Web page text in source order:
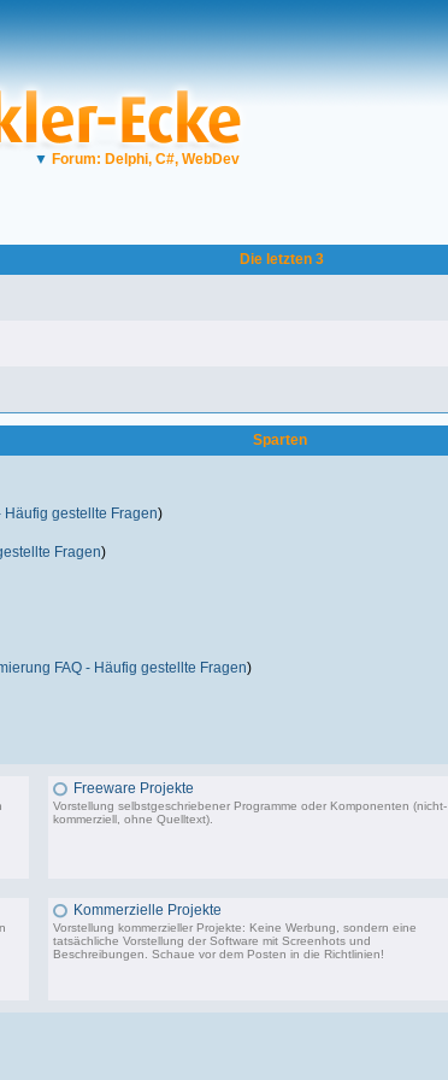
▼ Forum: Delphi, C#, WebDev
Die letzten 3
Sparten
Häufig gestellte Fragen)
Fragen)
FAQ - Häufig gestellte Fragen)
Freeware Projekte
Vorstellung selbstgeschriebener Programme oder Komponenten (nicht-
kommerziell, ohne Quelltext).
Kommerzielle Projekte
Vorstellung kommerzieller Projekte: Keine Werbung, sondern eine
tatsächliche Vorstellung der Software mit Screenhots und
Beschreibungen. Schaue vor dem Posten in die Richtlinien!